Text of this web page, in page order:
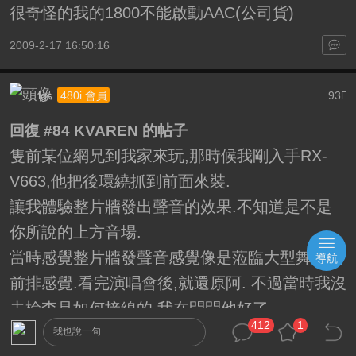
很奇怪的我的1800不能啟動AAC(公司貨)
2009-2-17 16:50:16
93 F
lgs 480i 會員
回復 #84 KVAREN 的帖子
隻前某位網兄到我家來玩,那時候我剛入手RX-
V663,他把後環繞抓到前面來裝.
讓我體驗整片牆發出聲音的效果.不知道是不是
你所說的上方音場.
當時感覺整片牆發聲音感覺像是蒞臨大型舞台的
前排感覺.看完演唱會後,就還原阿. 不過當時我沒
去檢查是如何接線的.我在問問他好了.
2009-2-21 11:13:56
我也說一句
412 1
導航